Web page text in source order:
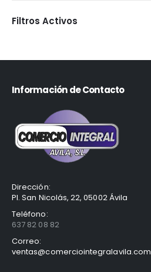
Filtros Activos
Información de Contacto
Dirección:
Pl. San Nicolás, 22, 05002 Ávila
Teléfono:
637 82 08 82
Correo:
ventas@comerciointegralavila.com